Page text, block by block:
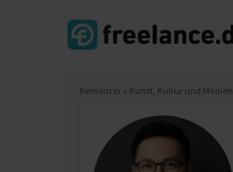
freelancer » Kunst, Kultur und Medien